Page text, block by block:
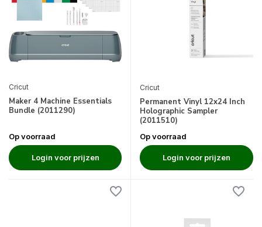
Cricut
Maker 4 Machine Essentials
Bundle (2011290)
Op voorraad
Login voor prijzen
Cricut
Permanent Vinyl 12x24 Inch
Holographic Sampler
(2011510)
Op voorraad
Login voor prijzen